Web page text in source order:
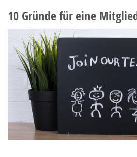
10 Gründe für eine